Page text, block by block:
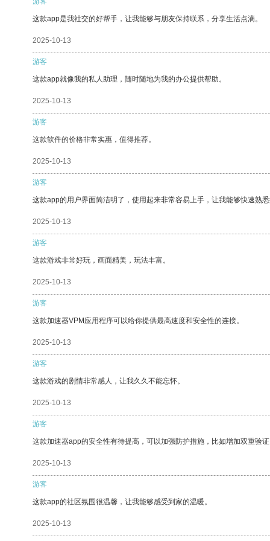
这款app是我社交的好帮手，让我能够与朋友保持联系，分享生活点滴。
2025-10-13
游客
这款app就像我的私人助理，随时随地为我的办公提供帮助。
2025-10-13
游客
这款软件的价格非常实惠，值得推荐。
2025-10-13
游客
这款app的用户界面简洁明了，使用起来非常容易上手，让我能够快速熟
2025-10-13
游客
这款游戏非常好玩，画面精美，玩法丰富。
2025-10-13
游客
这款加速器VPM应用程序可以给你提供最高速度和安全性的连接。
2025-10-13
游客
这款游戏的剧情非常感人，让我久久不能忘怀。
2025-10-13
游客
这款加速器app的安全性有待提高，可以加强防护措施，比如增加双重验
2025-10-13
游客
这款app的社区氛围很温馨，让我能够感受到家的温暖。
2025-10-13